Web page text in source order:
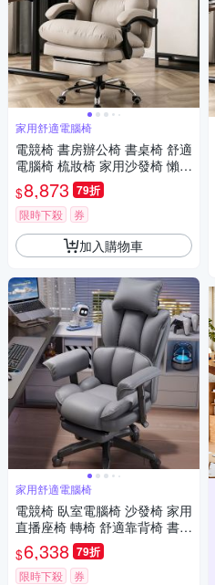
家用舒適電腦椅
電競椅 書房辦公椅 書桌椅 舒適
電腦椅 梳妝椅 家用沙發椅 懶人
椅 久坐人體工學椅（小牛皮
款）
$8,873 79折
限時下殺 券
加入購物車
家用舒適電腦椅
電競椅 臥室電腦椅 沙發椅 家用
直播座椅 轉椅 舒適靠背椅 書桌
椅 人體工學椅
$6,338 79折
限時下殺 券